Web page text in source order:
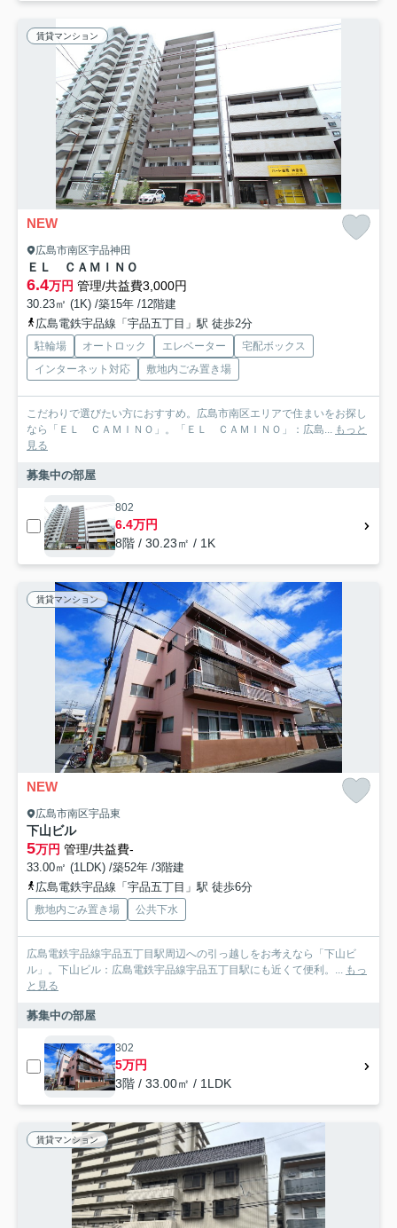
賃貸マンション
NEW
広島市南区宇品神田
ＥＬ ＣＡＭＩＮＯ
6.4万円 管理/共益費3,000円
30.23㎡ (1K) /築15年 /12階建
広島電鉄宇品線「宇品五丁目」駅 徒歩2分
駐輪場 オートロック エレベーター
宅配ボックス
インターネット対応
敷地内ごみ置き場
こだわりで選びたい方におすすめ。広島市南区エリアで住まいをお探し
なら「ＥＬ ＣＡＭＩＮＯ」。「ＥＬ ＣＡＭＩＮＯ」：広島... もっと
見る
募集中の部屋
802
6.4万円
8階 / 30.23㎡ / 1K
賃貸マンション
NEW
広島市南区宇品東
下山ビル
5万円 管理/共益費-
33.00㎡ (1LDK) /築52年 /3階建
広島電鉄宇品線「宇品五丁目」駅 徒歩6分
敷地内ごみ置き場 公共下水
広島電鉄宇品線宇品五丁目駅周辺への引っ越しをお考えなら「下山ビ
ル」。下山ビル：広島電鉄宇品線宇品五丁目駅にも近くて便利。... もっ
と見る
募集中の部屋
302
5万円
3階 / 33.00㎡ / 1LDK
賃貸マンション